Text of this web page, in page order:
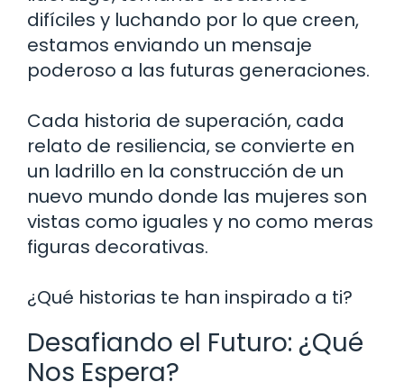
difíciles y luchando por lo que creen,
estamos enviando un mensaje
poderoso a las futuras generaciones.
Cada historia de superación, cada
relato de resiliencia, se convierte en
un ladrillo en la construcción de un
nuevo mundo donde las mujeres son
vistas como iguales y no como meras
figuras decorativas.
¿Qué historias te han inspirado a ti?
Desafiando el Futuro: ¿Qué
Nos Espera?